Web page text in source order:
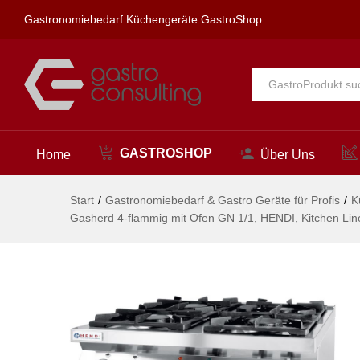
Gastronomiebedarf Küchengeräte GastroShop
Alle
Home GASTROSHOP Über Uns
Start / Gastronomiebedarf & Gastro Geräte für Profis /
Gasherd 4-flammig mit Ofen GN 1/1, HENDI, Kitchen
800x722x(H)900mm